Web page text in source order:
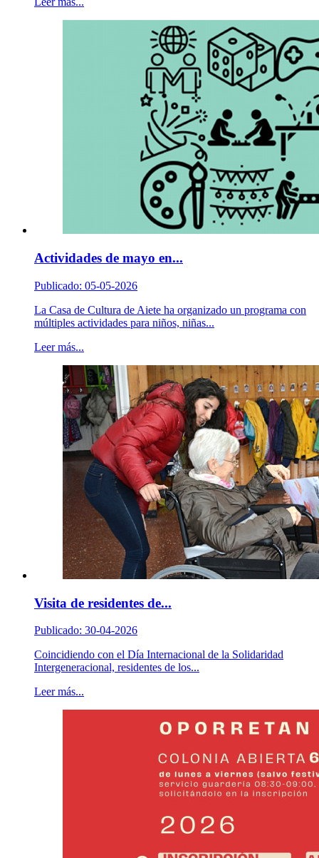
Actividades de mayo en...
Publicado: 05-05-2026
La Casa de Cultura de Aiete ha organizado un programa con
múltiples actividades para niños, niñas...
Leer más...
Visita de residentes de...
Publicado: 30-04-2026
Coincidiendo con el Día Internacional de la Solidaridad
Intergeneracional, residentes de los...
Leer más...